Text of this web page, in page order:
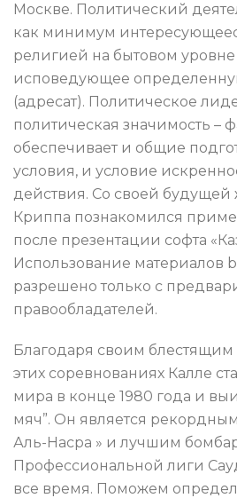
Москве. Политический
как минимум
религией на бытовом
исповедующее
(адресат). Политическое
политическая значимость –
обеспечивает и общие
условия, и условие
действия. Со своей
Криппа познакомился
после презентации софта
Использование материалов
разрешено только с
правообладателей.
Благодаря своим
этих соревнованиях Калле
мира в конце 1980 года и
мяч”. Он является
Аль-Насра » и лучшим
Профессиональной лиги
все время. Поможем